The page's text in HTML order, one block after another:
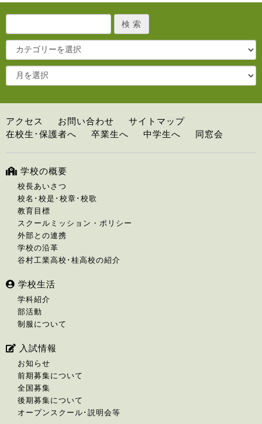
アクセス お問い合わせ
サイトマップ
在校生･保護者へ
卒業生へ 中学生へ 同窓会
学校の概要
校長あいさつ
校名･校是･校章･校歌
教育目標
スクールミッション・ポリシー
外部との連携
学校の沿革
谷村工業高校･桂高校の紹介
学校生活
学科紹介
部活動
制服について
入試情報
お知らせ
前期募集について
全国募集
後期募集について
オープンスクール･説明会等